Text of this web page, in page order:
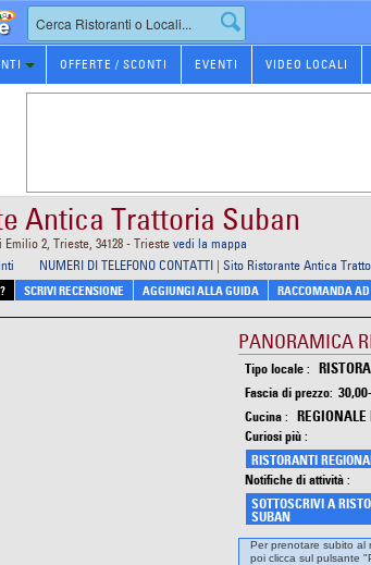
OFFERTE / SCONTI EVENTI VIDEO LOCALI
Antica Trattoria Suban
2, Trieste, 34128 - Trieste vedi la mappa
NUMERI DI TELEFONO CONTATTI | Sito Ristorante Antica
SCRIVI RECENSIONE AGGIUNGI ALLA GUIDA RACCOMANDA
PANORAMICA
Tipo locale :
Fascia di prezzo:
Cucina :
Curiosi più :
RISTORANTI
Notifiche di attività :
SOTTOSCRIVI A
SUBAN
Per prenotare subito al
poi clicca sul pulsante